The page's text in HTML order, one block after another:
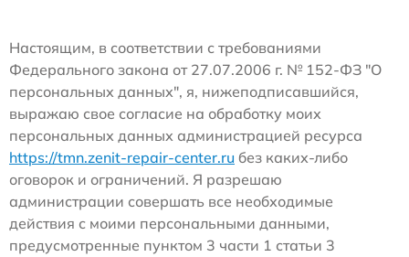
Настоящим, в соответствии с требованиями
Федерального закона от 27.07.2006 г. № 152-ФЗ "О
персональных данных", я, нижеподписавшийся,
выражаю свое согласие на обработку моих
персональных данных администрацией ресурса
https://tmn.zenit-repair-center.ru без каких-либо
оговорок и ограничений. Я разрешаю
администрации совершать все необходимые
действия с моими персональными данными,
предусмотренные пунктом 3 части 1 статьи 3